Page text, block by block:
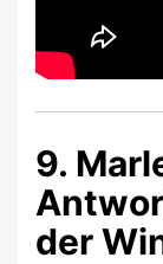
9.
der